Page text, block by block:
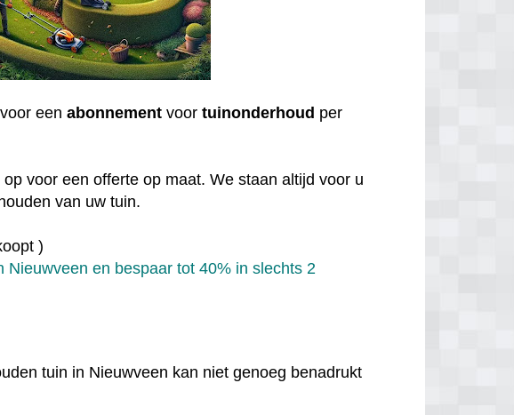
eenabonnement voortuinonderhoud per
op voor een offerte op maat. We staan altijd voor u
van uw tuin.
)
Nieuwveen en bespaar tot 40% in slechts 2
tuin in Nieuwveen kan niet genoeg benadrukt